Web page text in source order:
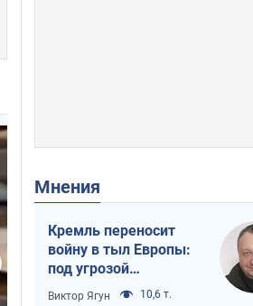
Мнения
Кремль переносит
войну в тыл Европы:
под угрозой
критическая
Виктор Ягун 10,6 т.